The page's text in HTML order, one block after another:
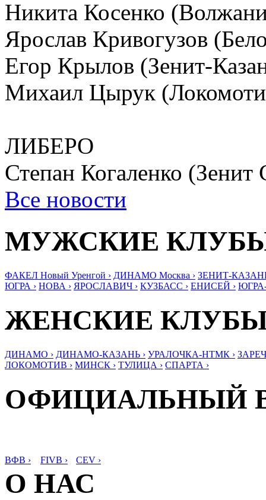
Никита Косенко
Ярослав Кривогузов
Егор Крылов (Зенит-
Михаил Цырук
ЛИБЕРО
Степан Когаленко
Все новости
МУЖСКИЕ
ФАКЕЛ Новый Уренгой › ДИНАМО Москва › ЗЕНИТ-
ЮГРА › НОВА › ЯРОСЛАВИЧ › КУЗБАСС › ЕНИСЕЙ ›
ЖЕНСКИЕ
ДИНАМО › ДИНАМО-КАЗАНЬ › УРАЛОЧКА-НТМК ›
ЛОКОМОТИВ › МИНСК › ТУЛИЦА › СПАРТА ›
ОФИЦИАЛЬНЫЙ
ВФВ › FIVB › CEV ›
О НАС